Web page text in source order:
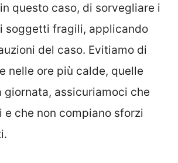
questo caso, di sorvegliare i
soggetti fragili, applicando
del caso. Evitiamo di
nelle ore più calde, quelle
giornata, assicuriamoci che
e che non compiano sforzi